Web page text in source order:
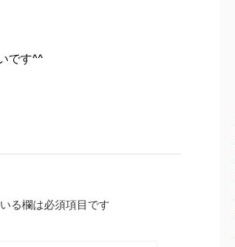
です^^
る欄は必須項目です